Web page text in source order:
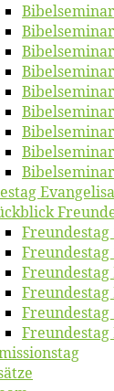
Freun­des­tag
Freun­des­tag
Freun­des­tag
Freun­des­tag
Freun­des­tag
Freun­des­tag